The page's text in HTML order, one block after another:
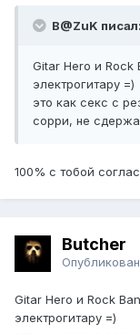
B@ZuK писал:
Gitar Hero и Rock
электрогитару =)
это как секс с
сорри, не
100% с тобой
Butcher
Gitar Hero и Rock
электрогитару =)